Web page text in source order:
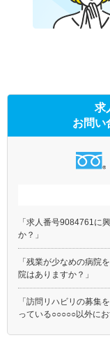
求
お問い
「求人番号9084761に
か？」
「残業が少なめの病院
院はありますか？」
「訪問リハビリの募集
っている○○○○○以外に